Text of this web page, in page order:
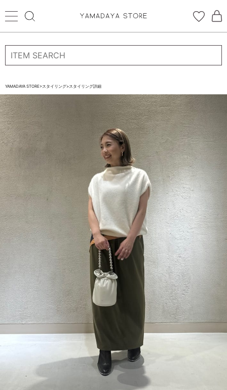
ログイン 新規会員登録
お気に入り
CATEGORYから探す
STORE BRAND・LABELから探す
新着商品
予約商品
セール商品
スタイリング
特集
店舗検索
YAMADAYA STORE>スタイリング>スタイリング詳細
ログイン